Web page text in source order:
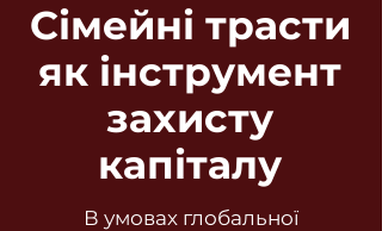
Сімейні трасти
як інструмент
захисту
капіталу
В умовах глобальної